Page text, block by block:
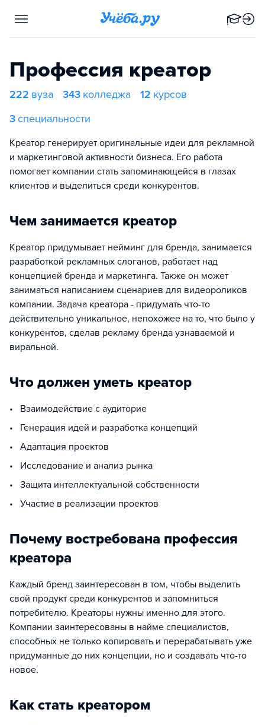
Профессия креатор
222 вуза 343 колледжа 12 курсов
3специальности
Креатор генерирует оригинальные идеи для рекламной
и маркетинговой активности бизнеса. Его работа
помогает компании стать запоминающейся в глазах
клиентов и выделиться среди конкурентов.
Чем занимается креатор
Креатор придумывает нейминг для бренда, занимается
разработкой рекламных слоганов, работает над
концепцией бренда и маркетинга. Также он может
заниматься написанием сценариев для видеороликов
компании. Задача креатора - придумать что-то
действительно уникальное, непохожее на то, что было у
конкурентов, сделав рекламу бренда узнаваемой и
виральной.
Что должен уметь креатор
• Взаимодействие с аудиторие
• Генерация идей и разработка концепций
• Адаптация проектов
• Исследование и анализ рынка
• Защита интеллектуальной собственности
• Участие в реализации проектов
Почему востребована профессия
креатора
Каждый бренд заинтересован в том, чтобы выделить
свой продукт среди конкурентов и запомниться
потребителю. Креаторы нужны именно для этого.
Компании заинтересованы в найме специалистов,
способных не только копировать и перерабатывать уже
придуманные до них концепции, но и создавать что-то
новое.
Как стать креатором